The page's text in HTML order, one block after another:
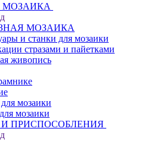
МОЗАИКА
МОЗАИКА
и станки для мозаики
стразами и пайетками
живопись
мозаики
мозаики
ПРИСПОСОБЛЕНИЯ